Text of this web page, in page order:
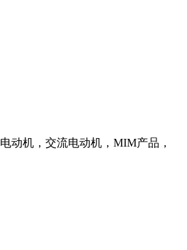
动机，交流电动机，MIM产品，